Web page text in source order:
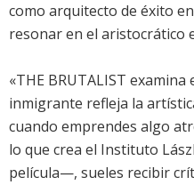
como arquitecto de éxito
resonar en el aristocrático
«THE BRUTALIST
inmigrante refleja la
cuando emprendes algo
lo que crea el Instituto
película—, sueles recibir